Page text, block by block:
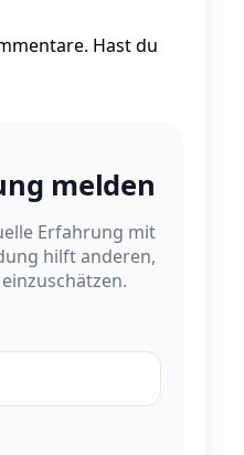
Hast du
melden
Erfahrung mit
hilft anderen,